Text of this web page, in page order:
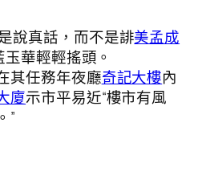
說真話，而不是誹美孟成
玉華輕輕搖頭。
其任務年夜廳奇記大樓內
廈示市平易近“樓市有風
”